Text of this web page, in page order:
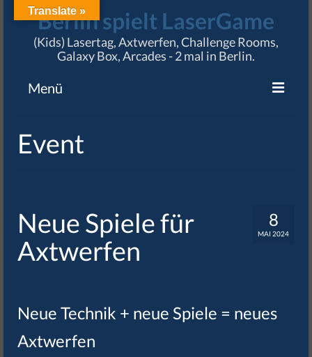
Berlin spielt LaserGame
(Kids) Lasertag, Axtwerfen, Challenge Rooms,
Galaxy Box, Arcades - 2 mal in Berlin.
Menü
Preise & Termine
Karriere
Impressum / AGB
Event
8
MAI 2024
Neue Spiele für
Axtwerfen
Neue Technik + neue Spiele = neues
Axtwerfen
Translate »